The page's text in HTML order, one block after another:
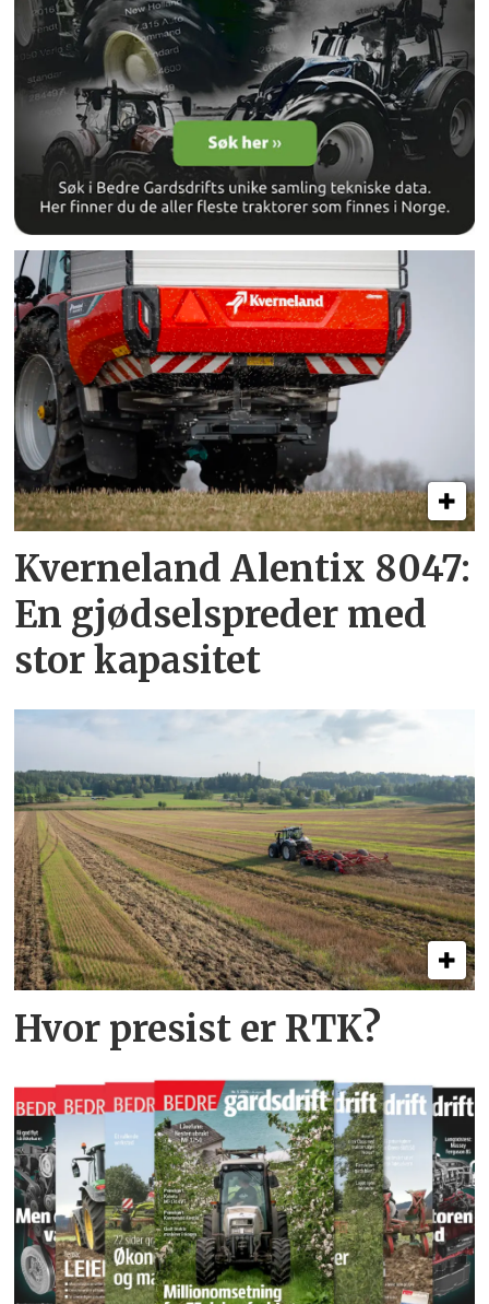
Kverneland Alentix 8047:
En gjødsel­spreder med
stor kapasitet
Hvor presist er RTK?